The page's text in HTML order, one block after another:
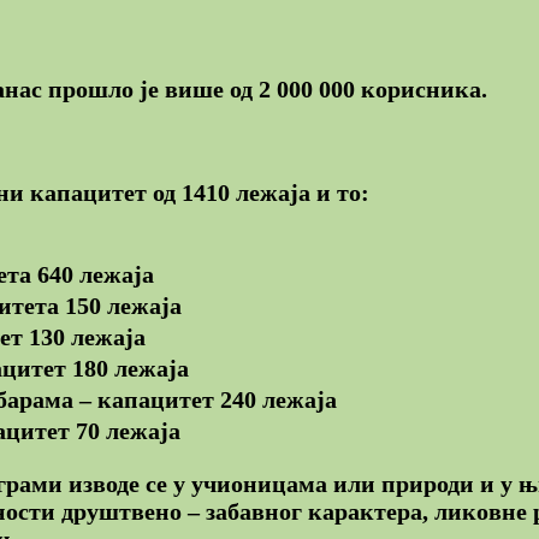
прошло је више од 2 000 000 корисника.
капацитет од 1410 лежаја и то:
640 лежаја
150 лежаја
130 лежаја
180 лежаја
– капацитет 240 лежаја
70 лежаја
изводе се у учионицама или природи и у
друштвено – забавног карактера,